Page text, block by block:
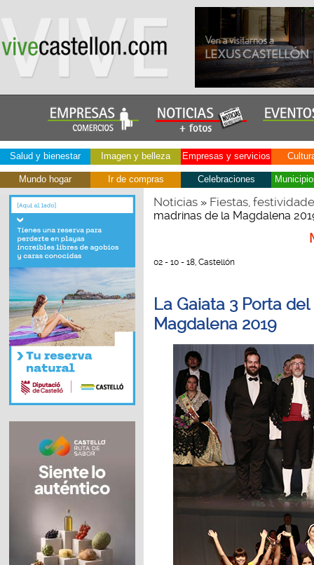
Salud y bienestar Imagen y belleza Empresas y servicios
Mundo hogar Ir de compras Celebraciones
Noticias» Fiestas,
madrinas de la Magdalena
02 - 10 - 18, Castellón
La Gaiata 3 Porta
Magdalena 2019